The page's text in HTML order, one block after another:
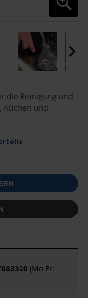
die Reinigung und
Küchen und
(Mo-Fr: